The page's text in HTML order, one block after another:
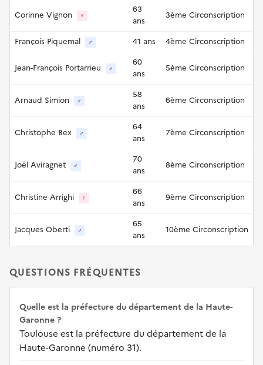
Corinne Vignon ♀
63
ans
3ème Circonscription
François Piquemal ♂ 41 ans 4ème Circonscription
Jean-François Portarrieu ♂
60
ans
5ème Circonscription
Arnaud Simion ♂
58
ans
6ème Circonscription
Christophe Bex ♂
64
ans
7ème Circonscription
Joël Aviragnet ♂
70
ans
8ème Circonscription
Christine Arrighi ♀
66
ans
9ème Circonscription
Jacques Oberti ♂
65
ans
10ème Circonscription
QUESTIONS FRÉQUENTES
Quelle est la préfecture du département de la Haute-
Garonne ?
Toulouse est la préfecture du département de la
Haute-Garonne (numéro 31).